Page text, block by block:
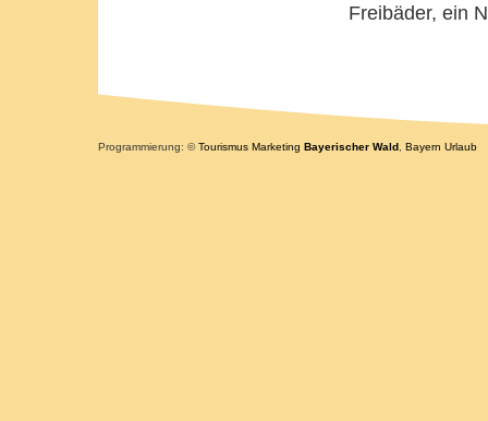
Freibäder, ein
Programmierung: ©Tourismus Marketing Bayerischer Wald Bayern Urlaub